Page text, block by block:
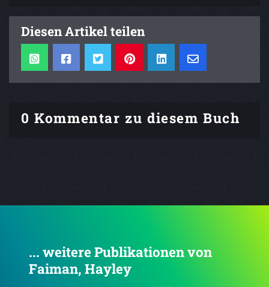
Diesen Artikel teilen
0 Kommentar zu diesem Buch
... weitere Publikationen von
Faiman, Hayley